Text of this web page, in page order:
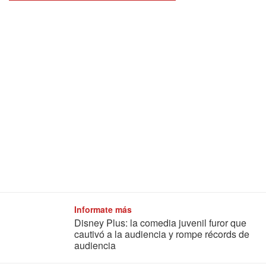
Informate más
Disney Plus: la comedia juvenil furor que
cautivó a la audiencia y rompe récords de
audiencia